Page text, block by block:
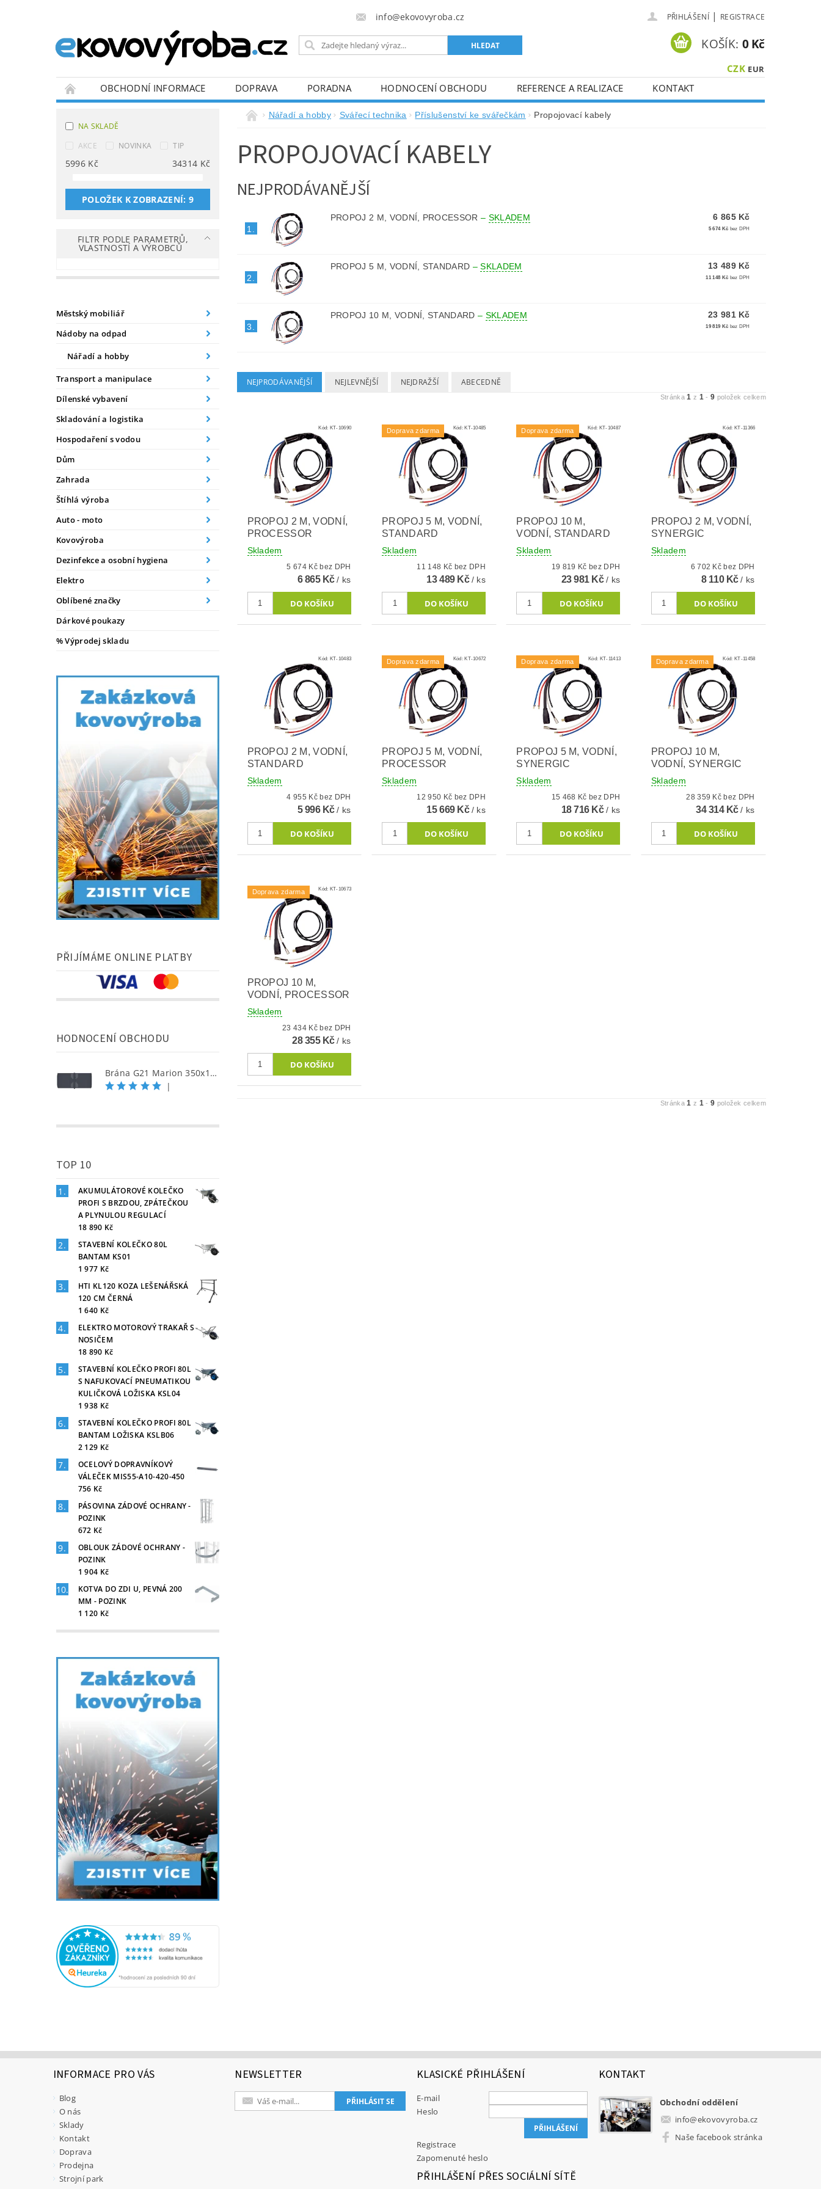
info@ekovovyroba.cz PŘIHLÁŠENÍ | REGISTRACE
CZK EUR
KOŠÍK: 0 Kč
OBCHODNÍ INFORMACE DOPRAVA PORADNA HODNOCENÍ OBCHODU REFERENCE A REALIZACE
KONTAKT
NA SKLADĚ
AKCE
NOVINKA TIP
5996 Kč 34314 Kč
POLOŽEK K ZOBRAZENÍ: 9
FILTR PODLE PARAMETRŮ,
VLASTNOSTÍ A VÝROBCŮ
Městský mobiliář
Nádoby na odpad
Nářadí a hobby
Transport a manipulace
Dílenské vybavení
Skladování a logistika
Hospodaření s vodou
Dům
Zahrada
Štíhlá výroba
Auto - moto
Kovovýroba
Dezinfekce a osobní hygiena
Elektro
Oblíbené značky
Dárkové poukazy
% Výprodej skladu
PŘIJÍMÁME ONLINE PLATBY
HODNOCENÍ OBCHODU
Brána G21 Marion 350x158 cm dvoukřídlá, antracitová
|
TOP 10
AKUMULÁTOROVÉ KOLEČKO
PROFI S BRZDOU, ZPÁTEČKOU
A PLYNULOU REGULACÍ
18 890 Kč
STAVEBNÍ KOLEČKO 80L
BANTAM KS01
1 977 Kč
HTI KL120 KOZA LEŠENÁŘSKÁ
120 CM ČERNÁ
1 640 Kč
ELEKTRO MOTOROVÝ TRAKAŘ S
NOSIČEM
18 890 Kč
STAVEBNÍ KOLEČKO PROFI 80L
S NAFUKOVACÍ PNEUMATIKOU
KULIČKOVÁ LOŽISKA KSL04
1 938 Kč
STAVEBNÍ KOLEČKO PROFI 80L
BANTAM LOŽISKA KSLB06
2 129 Kč
OCELOVÝ DOPRAVNÍKOVÝ
VÁLEČEK MIS55-A10-420-450
756 Kč
PÁSOVINA ZÁDOVÉ OCHRANY -
POZINK
672 Kč
OBLOUK ZÁDOVÉ OCHRANY -
POZINK
1 904 Kč
KOTVA DO ZDI U, PEVNÁ 200
MM - POZINK
1 120 Kč
Nářadí a hobby Svářecí technika Příslušenství ke svářečkám Propojovací kabely
PROPOJOVACÍ KABELY
NEJPRODÁVANĚJŠÍ
1.
PROPOJ 2 M, VODNÍ, PROCESSOR – SKLADEM 6 865 Kč
5 674 Kč bez DPH
2.
PROPOJ 5 M, VODNÍ, STANDARD –SKLADEM 13 489 Kč
11 148 Kč bez DPH
3.
PROPOJ 10 M, VODNÍ, STANDARD – SKLADEM 23 981 Kč
19 819 Kč bez DPH
NEJPRODÁVANĚJŠÍ NEJLEVNĚJŠÍ NEJDRAŽŠÍ ABECEDNĚ
Stránka1 z 1 - 9 položek celkem
Kód: KT-10690
PROPOJ 2 M, VODNÍ,
PROCESSOR
Skladem
5 674 Kč bez DPH
6 865 Kč/ ks
Doprava zdarma Kód:KT-10485
PROPOJ 5 M, VODNÍ,
STANDARD
Skladem
11 148 Kč bez DPH
13 489 Kč/ ks
Doprava zdarma Kód: KT-10487
PROPOJ 10 M,
VODNÍ, STANDARD
Skladem
19 819 Kč bez DPH
23 981 Kč/ ks
Kód: KT-11366
PROPOJ 2 M, VODNÍ,
SYNERGIC
Skladem
6 702 Kč bez DPH
8 110 Kč/ ks
Kód: KT-10483
PROPOJ 2 M, VODNÍ,
STANDARD
Skladem
4 955 Kč bez DPH
5 996 Kč/ ks
Doprava zdarma Kód:KT-10672
PROPOJ 5 M, VODNÍ,
PROCESSOR
Skladem
12 950 Kč bez DPH
15 669 Kč/ ks
Doprava zdarma Kód: KT-11413
PROPOJ 5 M, VODNÍ,
SYNERGIC
Skladem
15 468 Kč bez DPH
18 716 Kč/ ks
Doprava zdarma Kód: KT-11458
PROPOJ 10 M,
VODNÍ, SYNERGIC
Skladem
28 359 Kč bez DPH
34 314 Kč/ ks
Doprava zdarma Kód: KT-10673
PROPOJ 10 M,
VODNÍ, PROCESSOR
Skladem
23 434 Kč bez DPH
28 355 Kč/ ks
Stránka1 z 1 - 9 položek celkem
INFORMACE PRO VÁS
Blog
O nás
Sklady
Kontakt
Doprava
Prodejna
Strojní park
NEWSLETTER KLASICKÉ PŘIHLÁŠENÍ
E-mail
Heslo
Registrace
Zapomenuté heslo
PŘIHLÁŠENÍ PŘES SOCIÁLNÍ SÍTĚ
KONTAKT
Obchodní oddělení
info@ekovovyroba.cz
Naše facebook stránka